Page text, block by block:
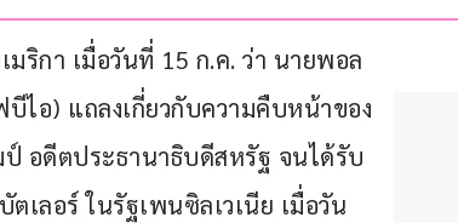
มริกา เมื่อวันที่ 15 ก.ค. ว่า นายพอล
ไอ) แถลงเกี่ยวกับความคืบหน้าของ
อดีตประธานาธิบดีสหรัฐ จนได้รับ
เลอร์ ในรัฐเพนซิลเวเนีย เมื่อวัน